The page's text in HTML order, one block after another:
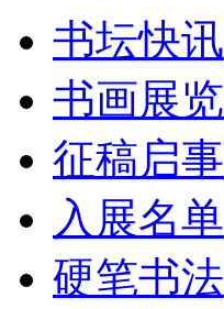
书坛快讯
书画展览
征稿启事
入展名单
硬笔书法